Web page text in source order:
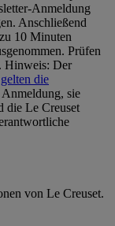
Anmeldung
Anschließend
10 Minuten
Prüfen
Hinweis: Der
die
sie
die Le Creuset
von Le Creuset.